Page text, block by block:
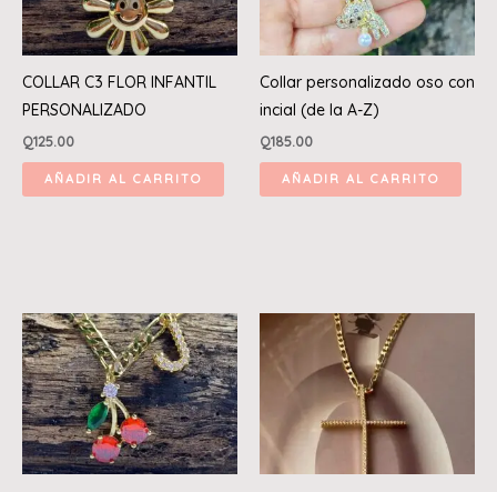
COLLAR C3 FLOR INFANTIL
PERSONALIZADO
Q125.00
AÑADIR AL CARRITO
Collar personalizado oso con
incial (de la A-Z)
Q185.00
AÑADIR AL CARRITO